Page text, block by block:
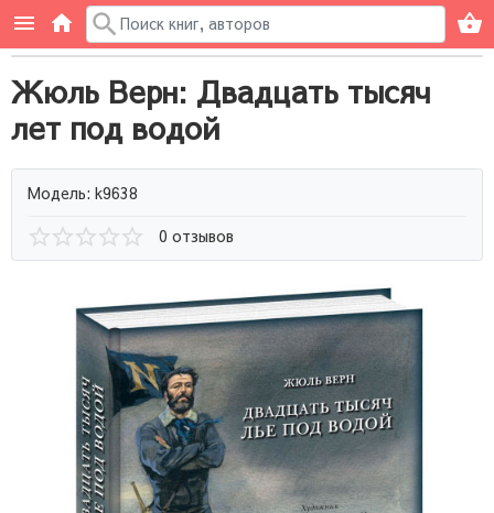
Жюль Верн: Двадцать тысяч
лет под водой
Модель: k9638
0 отзывов